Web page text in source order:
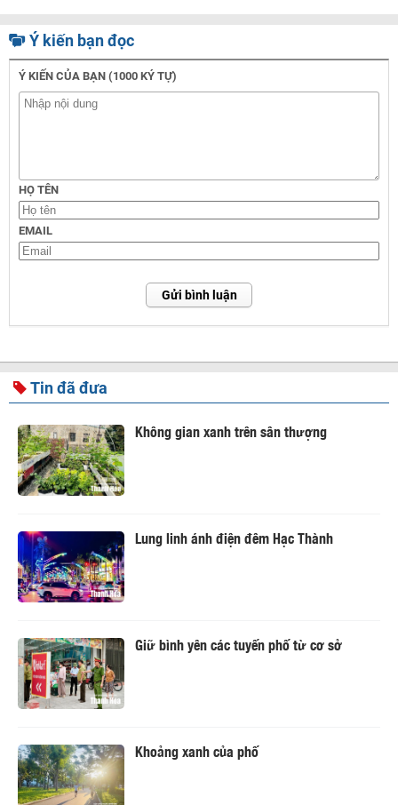
Ý kiến bạn đọc
Ý KIẾN CỦA BẠN (1000 KÝ TỰ)
HỌ TÊN
EMAIL
Gửi bình luận
Tin đã đưa
Không gian xanh trên sân thượng
Lung linh ánh điện đêm Hạc Thành
Giữ bình yên các tuyến phố từ cơ sở
Khoảng xanh của phố